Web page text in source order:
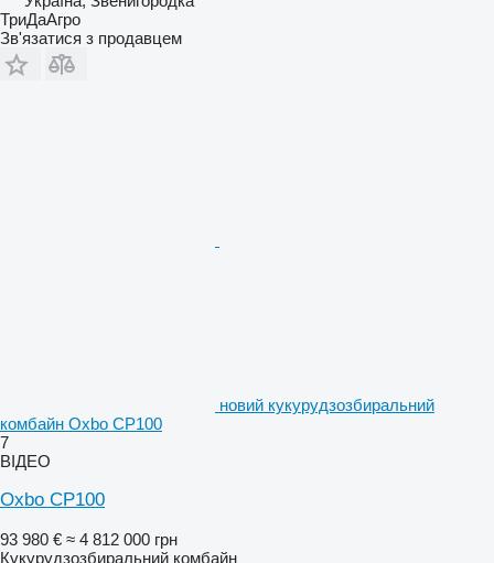
ТриДаАгро
Зв'язатися з продавцем
новий кукурудзозбиральний
комбайн Oxbo CP100
7
ВІДЕО
Oxbo CP100
93 980 € ≈ 4 812 000 грн
Кукурудзозбиральний комбайн